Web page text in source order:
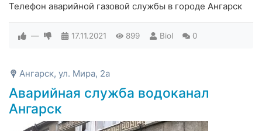
Телефон аварийной газовой службы в городе Ангарск
— 17.11.2021 899 Biol 0
Ангарск, ул. Мира, 2а
Аварийная служба водоканал
Ангарск